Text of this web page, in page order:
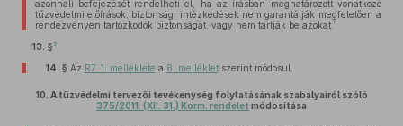
azonnali befejezését rendelheti el, ha az írásban meghatározott vonatkozó
tűzvédelmi előírások, biztonsági intézkedések nem garantálják megfelelően a
rendezvényen tartózkodók biztonságát, vagy nem tartják be azokat.”
13. §2
14. § Az R7. 1. melléklete a 8. mellékletszerint módosul.
10. A tűzvédelmi tervezői tevékenység folytatásának szabályairól szóló
375/2011. (XII. 31.) Korm. rendelet módosítása